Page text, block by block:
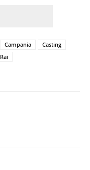
Campania
Casting
Rai